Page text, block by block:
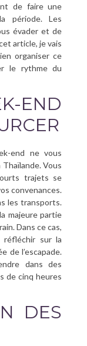
de faire une
période. Les
évader et de
article, je vais
organiser ce
le rythme du
END
end ne vous
Vous
trajets se
convenances.
les transports.
majeure partie
Dans ce cas,
réfléchir sur la
de l’escapade.
dans des
de cinq heures
DES